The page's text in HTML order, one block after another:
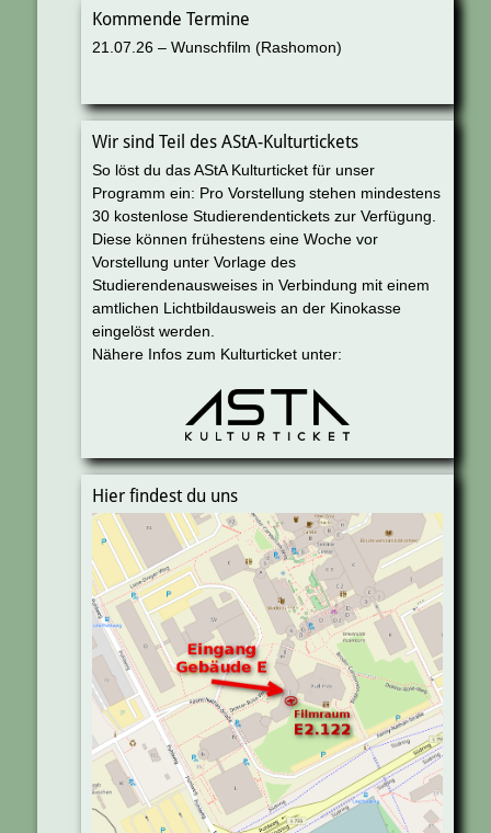
Kommende Termine
21.07.26 – Wunschfilm (Rashomon)
Wir sind Teil des AStA-Kulturtickets
So löst du das AStA Kulturticket für unser
Programm ein: Pro Vorstellung stehen mindestens
30 kostenlose Studierendentickets zur Verfügung.
Diese können frühestens eine Woche vor
Vorstellung unter Vorlage des
Studierendenausweises in Verbindung mit einem
amtlichen Lichtbildausweis an der Kinokasse
eingelöst werden.
Nähere Infos zum Kulturticket unter:
Hier findest du uns